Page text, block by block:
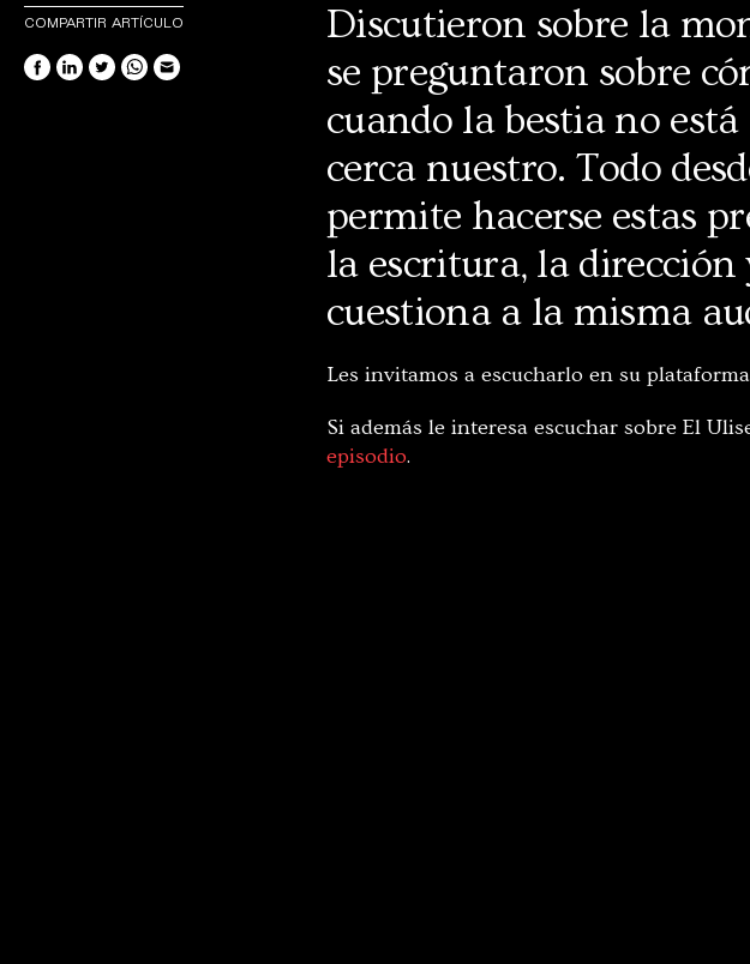
Discutieron sobre la
se preguntaron sobre
cuando la bestia no
cerca nuestro. Todo
permite hacerse estas
la escritura, la dirección
cuestiona a la misma
Les invitamos a escucharlo en su
Si además le interesa escuchar sobre El
episodio.
COMPARTIR ARTÍCULO